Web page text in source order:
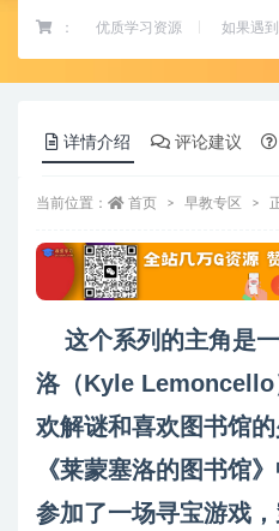
： 优质学习资源 如果遇
详情介绍 评论建议
当前位置： 首页 早教专区
这个系列的主角是
洛（Kyle Lemoncello
欢解谜和喜欢图书馆
《莱蒙塞洛的图书馆
参加了一场寻宝游戏